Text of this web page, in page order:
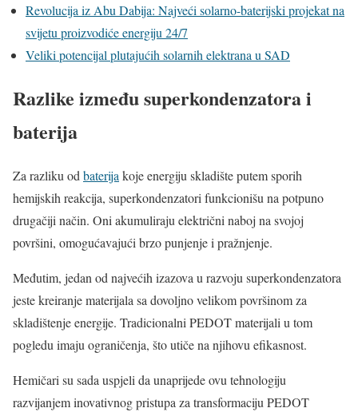
Revolucija iz Abu Dabija: Najveći solarno-baterijski projekat na
svijetu proizvodiće energiju 24/7
Veliki potencijal plutajućih solarnih elektrana u SAD
Razlike između superkondenzatora i
baterija
Za razliku odbaterijakoje energiju skladište putem sporih
hemijskih reakcija, superkondenzatori funkcionišu na potpuno
drugačiji način. Oni akumuliraju električni naboj na svojoj
površini, omogućavajući brzo punjenje i pražnjenje.
Međutim, jedan od najvećih izazova u razvoju superkondenzatora
jeste kreiranje materijala sa dovoljno velikom površinom za
skladištenje energije. Tradicionalni PEDOT materijali u tom
pogledu imaju ograničenja, što utiče na njihovu efikasnost.
Hemičari su sada uspjeli da unaprijede ovu tehnologiju
razvijanjem inovativnog pristupa za transformaciju PEDOT